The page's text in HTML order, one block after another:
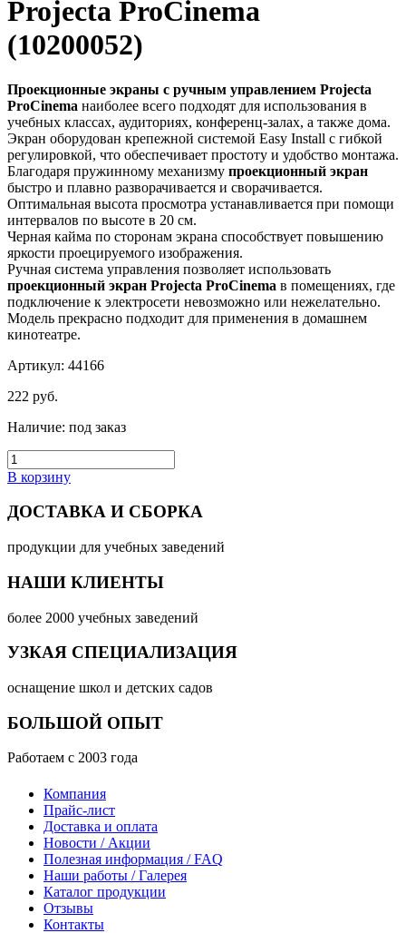
Projecta ProCinema
(10200052)
Проекционные экраны с ручным управлением Projecta
ProCinema наиболее всего подходят для использования в
учебных классах, аудиториях, конференц-залах, а также дома.
Экран оборудован крепежной системой Easy Install с гибкой
регулировкой, что обеспечивает простоту и удобство монтажа.
Благодаря пружинному механизму проекционный экран
быстро и плавно разворачивается и сворачивается.
Оптимальная высота просмотра устанавливается при помощи
интервалов по высоте в 20 см.
Черная кайма по сторонам экрана способствует повышению
яркости проецируемого изображения.
Ручная система управления позволяет использовать
проекционный экран Projecta ProCinema в помещениях, где
подключение к электросети невозможно или нежелательно.
Модель прекрасно подходит для применения в домашнем
кинотеатре.
Артикул: 44166
222 руб.
Наличие: под заказ
В корзину
ДОСТАВКА И СБОРКА
продукции для учебных заведений
НАШИ КЛИЕНТЫ
более 2000 учебных заведений
УЗКАЯ СПЕЦИАЛИЗАЦИЯ
оснащение школ и детских садов
БОЛЬШОЙ ОПЫТ
Работаем с 2003 года
Компания
Прайс-лист
Доставка и оплата
Новости / Акции
Полезная информация / FAQ
Наши работы / Галерея
Каталог продукции
Отзывы
Контакты